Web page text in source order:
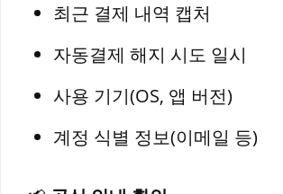
최근 결제 내역 캡처
자동결제 해지 시도 일시
사용 기기(OS, 앱 버전)
계정 식별 정보(이메일 등)